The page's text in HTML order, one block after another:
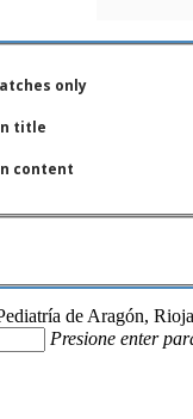
only
title
content
Presione enter